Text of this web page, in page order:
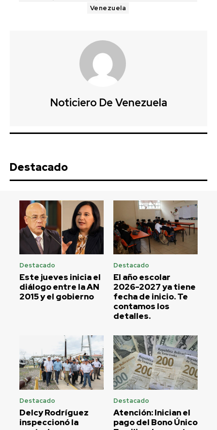
Venezuela
Noticiero De Venezuela
Destacado
Destacado
Este jueves inicia el
diálogo entre la AN
2015 y el gobierno
Destacado
El año escolar
2026-2027 ya tiene
fecha de inicio. Te
contamos los
detalles.
Destacado
Delcy Rodríguez
inspeccionó la
Destacado
Atención: Inician el
pago del Bono Único